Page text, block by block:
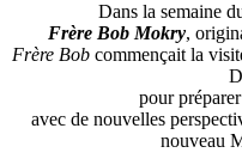
Dans la semaine
Frère Bob Mokry,
Frère Bob commençait la
pour
avec de nouvelles
nouveau